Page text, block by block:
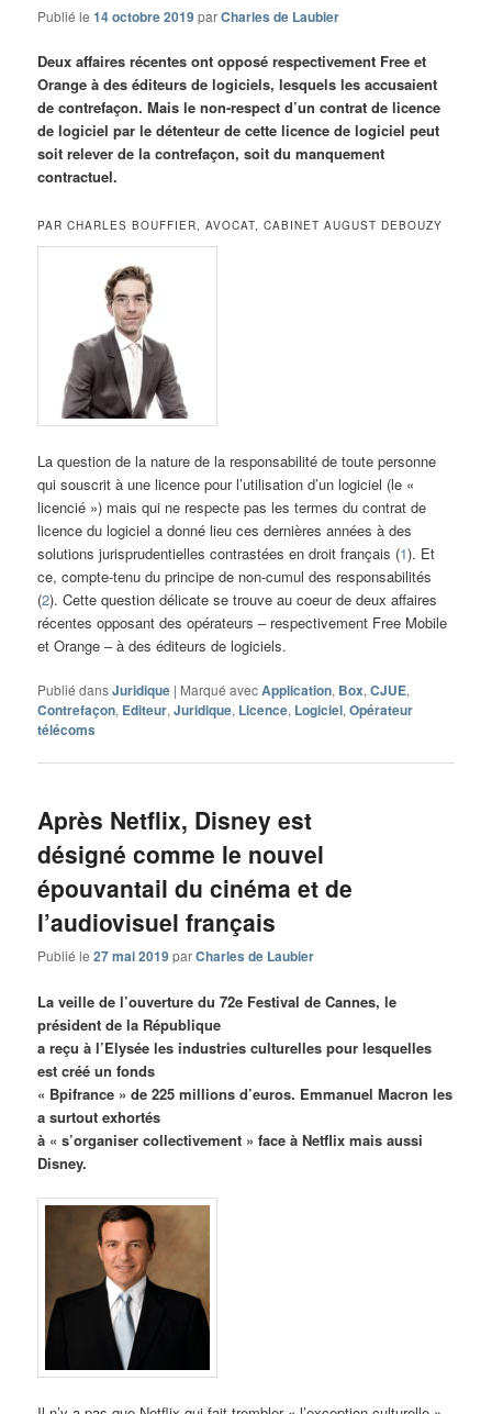
Publié le14 octobre 2019parCharles de Laubier
Deux affaires récentes ont opposé respectivement Free et
Orange à des éditeurs de logiciels, lesquels les accusaient
de contrefaçon. Mais le non-respect d’un contrat de licence
de logiciel par le détenteur de cette licence de logiciel peut
soit relever de la contrefaçon, soit du manquement
contractuel.
PAR CHARLES BOUFFIER, AVOCAT, CABINET AUGUST DEBOUZY
La question de la nature de la responsabilité de toute personne
qui souscrit à une licence pour l’utilisation d’un logiciel (le «
licencié ») mais qui ne respecte pas les termes du contrat de
licence du logiciel a donné lieu ces dernières années à des
solutions jurisprudentielles contrastées en droit français (1). Et
ce, compte-tenu du principe de non-cumul des responsabilités
(2). Cette question délicate se trouve au coeur de deux affaires
récentes opposant des opérateurs – respectivement Free Mobile
et Orange – à des éditeurs de logiciels.
Publié dansJuridique | Marqué avecApplication, Box,CJUE,
Contrefaçon, Editeur,Juridique, Licence, Logiciel,Opérateur
télécoms
Après Netflix, Disney est
désigné comme le nouvel
épouvantail du cinéma et de
l’audiovisuel français
Publié le27 mai 2019parCharles de Laubier
La veille de l’ouverture du 72e Festival de Cannes, le
président de la République
a reçu à l’Elysée les industries culturelles pour lesquelles
est créé un fonds
« Bpifrance » de 225 millions d’euros. Emmanuel Macron les
a surtout exhortés
à « s’organiser collectivement » face à Netflix mais aussi
Disney.